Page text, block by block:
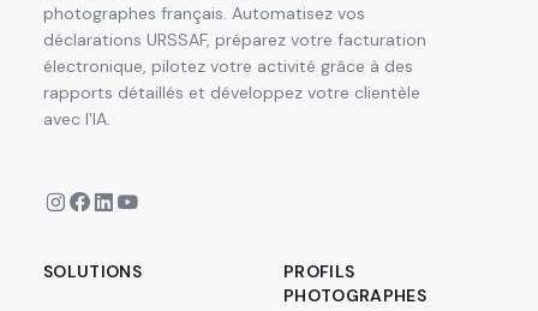
photographes français. Automatisez vos
déclarations URSSAF, préparez votre facturation
électronique, pilotez votre activité grâce à des
rapports détaillés et développez votre clientèle
avec l'IA.
SOLUTIONS
PROFILS
PHOTOGRAPHES